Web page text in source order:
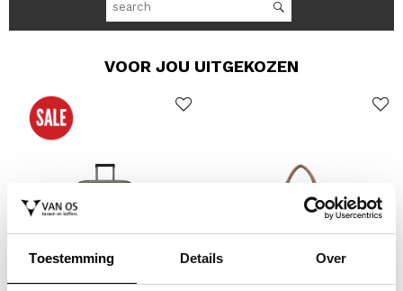
Toestemming Details Over
VOOR JOU UITGEKOZEN